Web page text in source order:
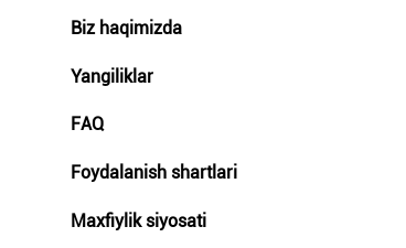
Biz haqimizda
Yangiliklar
FAQ
Foydalanish shartlari
Maxfiylik siyosati